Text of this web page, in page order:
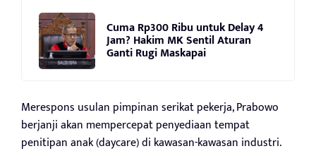
Cuma Rp300 Ribu untuk Delay 4
Jam? Hakim MK Sentil Aturan
Ganti Rugi Maskapai
Merespons usulan pimpinan serikat pekerja, Prabowo
berjanji akan mempercepat penyediaan tempat
penitipan anak (daycare) di kawasan-kawasan industri.